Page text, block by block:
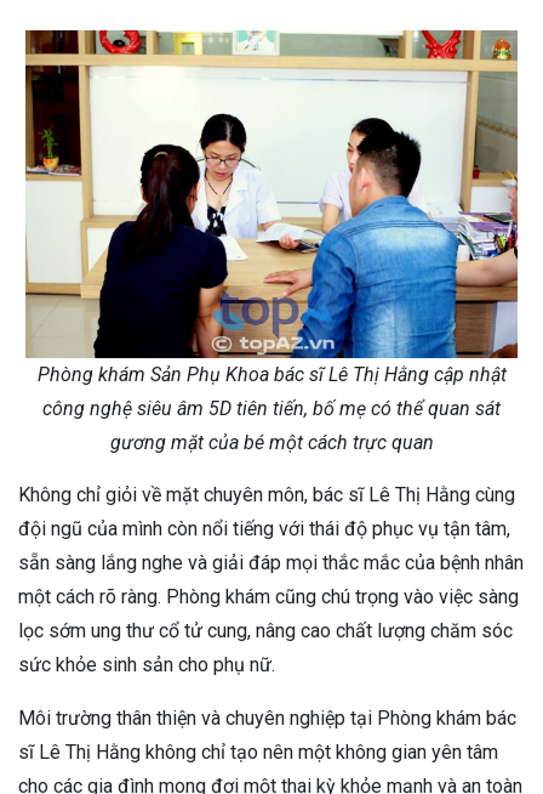
Phòng khám Sản Phụ Khoa bác sĩ Lê Thị Hằng cập nhật
công nghệ siêu âm 5D tiên tiến, bố mẹ có thể quan sát
gương mặt của bé một cách trực quan
Không chỉ giỏi về mặt chuyên môn, bác sĩ Lê Thị Hằng cùng
đội ngũ của mình còn nổi tiếng với thái độ phục vụ tận tâm,
sẵn sàng lắng nghe và giải đáp mọi thắc mắc của bệnh nhân
một cách rõ ràng. Phòng khám cũng chú trọng vào việc sàng
lọc sớm ung thư cổ tử cung, nâng cao chất lượng chăm sóc
sức khỏe sinh sản cho phụ nữ.
Môi trường thân thiện và chuyên nghiệp tại Phòng khám bác
sĩ Lê Thị Hằng không chỉ tạo nên một không gian yên tâm
cho các gia đình mong đợi một thai kỳ khỏe mạnh và an toàn